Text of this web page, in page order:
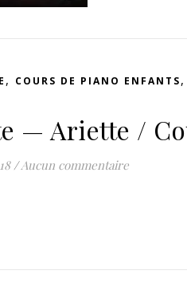
, COURS DE PIANO ENFANTS,
— Ariette /
/Aucun commentaire